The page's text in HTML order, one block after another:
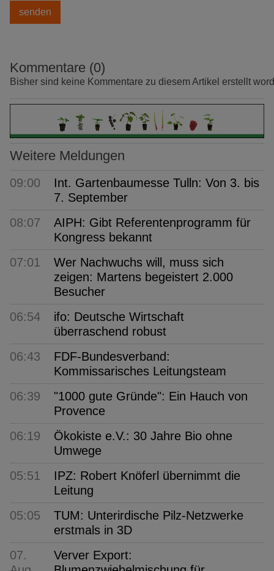
Kommentare (0)
Bisher sind keine Kommentare zu diesem Artikel erstellt
Weitere Meldungen
09:00
Int. Gartenbaumesse Tulln: Von 3. bis
7. September
08:07
AIPH: Gibt Referentenprogramm für
Kongress bekannt
07:01
Wer Nachwuchs will, muss sich
zeigen: Martens begeistert 2.000
Besucher
06:54
ifo: Deutsche Wirtschaft
überraschend robust
06:43
FDF-Bundesverband:
Kommissarisches Leitungsteam
06:39
"1000 gute Gründe": Ein Hauch von
Provence
06:19
Ökokiste e.V.: 30 Jahre Bio ohne
Umwege
05:51
IPZ: Robert Knöferl übernimmt die
Leitung
05:05
TUM: Unterirdische Pilz-Netzwerke
erstmals in 3D
07.
Verver Export: